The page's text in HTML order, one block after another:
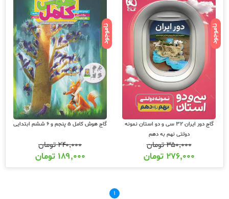
ناموجود
گاج دور ایران 32 سی و دو استان نمونه
دولتی نهم به دهم
۳۵۰,۰۰۰تومان
۲۷۶,۰۰۰ تومان
ناموجود
گاج هوش کامل 5 پنجم و 6 ششم ابتدایی
۲۴۰,۰۰۰تومان
۱۸۹,۰۰۰ تومان
۱